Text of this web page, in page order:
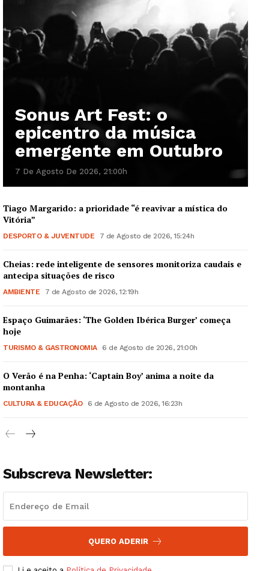
Guimarães, agora!
Institucional
Artigos
Edição Digital
Grande Entrevista
Sonus Art Fest: o
epicentro da música
emergente em Outubro
7 De Agosto De 2026, 21:00h
Tiago Margarido: a prioridade “é reavivar a mística do
Vitória”
DESPORTO & JUVENTUDE 7 de Agosto de 2026, 15:24h
Cheias: rede inteligente de sensores monitoriza caudais e
antecipa situações de risco
AMBIENTE 7 de Agosto de 2026, 12:19h
Espaço Guimarães: ‘The Golden Ibérica Burger’ começa
hoje
TURISMO & GASTRONOMIA 6 de Agosto de 2026, 21:00h
O Verão é na Penha: ‘Captain Boy’ anima a noite da
montanha
CULTURA & EDUCAÇÃO 6 de Agosto de 2026, 16:23h
Subscreva Newsletter:
QUERO ADERIR